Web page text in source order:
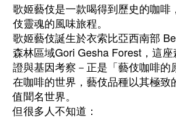
歌姬藝伎是一款喝得到歷史的咖啡
伎靈魂的風味旅程。
歌姬藝伎誕生於衣索比亞西南部
森林區域Gori Gesha Forest，這
證與基因考察－正是「藝伎咖啡的
在咖啡的世界，藝伎品種以其極致
值聞名世界。
但很多人不知道：